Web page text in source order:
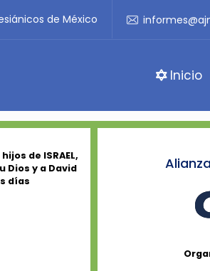
de México
Inicio
de ISRAEL,
Dios y a David
días